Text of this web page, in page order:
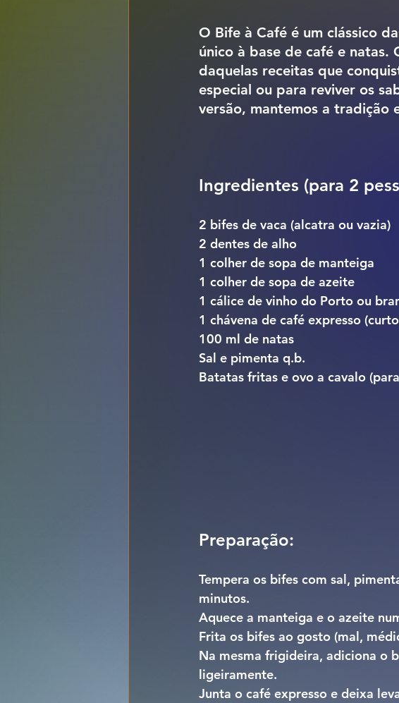
O Bife à Café é um clássico
único à base de café e natas.
daquelas receitas que
especial ou para reviver os
versão, mantemos a tradição
Ingredientes (para 2
2 bifes de vaca (alcatra ou vazia)
2 dentes de alho
1 colher de sopa de manteiga
1 colher de sopa de azeite
1 cálice de vinho do Porto ou
1 chávena de café expresso
100 ml de natas
Sal e pimenta q.b.
Batatas fritas e ovo a cavalo
Preparação:
Tempera os bifes com sal,
minutos.
Aquece a manteiga e o azeite
Frita os bifes ao gosto (mal,
Na mesma frigideira, adiciona o
ligeiramente.
Junta o café expresso e deixa